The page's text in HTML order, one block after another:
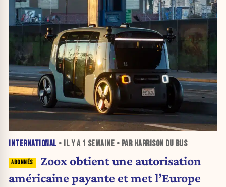
INTERNATIONAL • IL Y A 1 SEMAINE • PAR HARRISON DU BUS
Zoox obtient une autorisation
américaine payante et met l’Europe